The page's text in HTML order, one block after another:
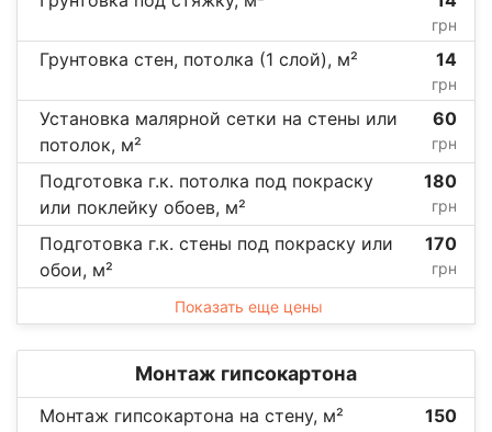
грн
Грунтовка стен, потолка (1 слой), м² 14
грн
Установка малярной сетки на стены или
потолок, м²
60
грн
Подготовка г.к. потолка под покраску
или поклейку обоев, м²
180
грн
Подготовка г.к. стены под покраску или
обои, м²
170
грн
Показать еще цены
Монтаж гипсокартона
Монтаж гипсокартона на стену, м² 150